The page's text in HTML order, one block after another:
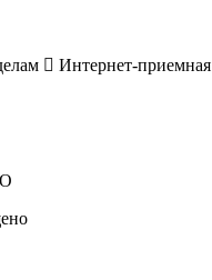
Интернет-приемная